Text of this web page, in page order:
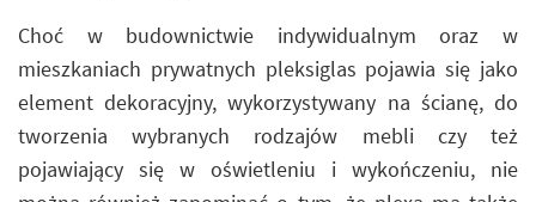
Choć w budownictwie indywidualnym oraz w
mieszkaniach prywatnych pleksiglas pojawia się jako
element dekoracyjny, wykorzystywany na ścianę, do
tworzenia wybranych rodzajów mebli czy też
pojawiający się w oświetleniu i wykończeniu, nie